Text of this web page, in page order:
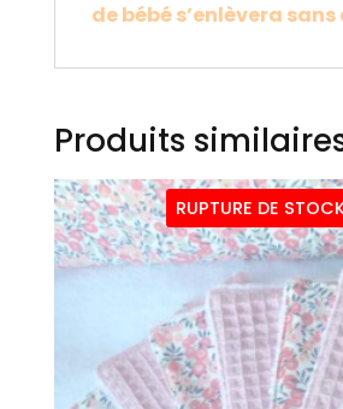
de bébé s’enlèvera
Produits
RUPTURE DE